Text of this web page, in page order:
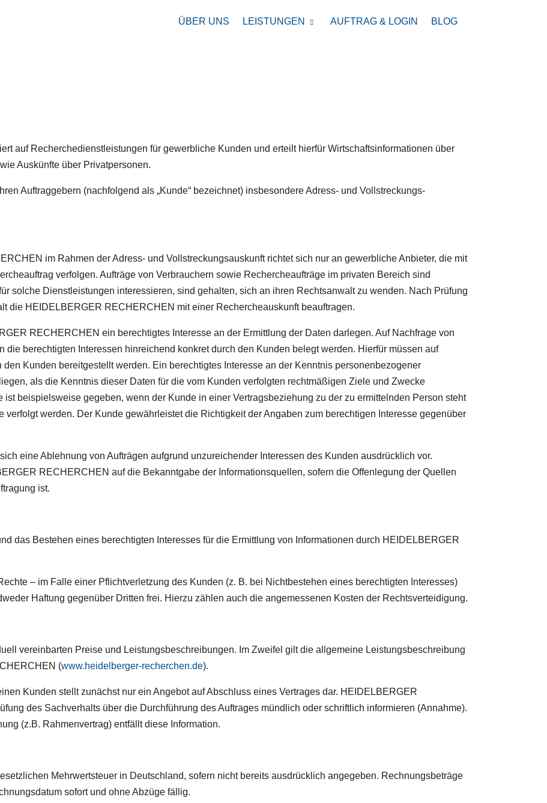
ÜBER UNS LEISTUNGEN AUFTRAG & LOGIN BLOG
auf Recherchedienstleistungen für gewerbliche Kunden und erteilt hierfür Wirtschaftsinformationen über
Auskünfte über Privatpersonen.
Auftraggebern (nachfolgend als „Kunde“ bezeichnet) insbesondere Adress- und Vollstreckungs-
im Rahmen der Adress- und Vollstreckungsauskunft richtet sich nur an gewerbliche Anbieter, die mit
verfolgen. Aufträge von Verbrauchern sowie Rechercheaufträge im privaten Bereich sind
solche Dienstleistungen interessieren, sind gehalten, sich an ihren Rechtsanwalt zu wenden. Nach Prüfung
die HEIDELBERGER RECHERCHEN mit einer Rechercheauskunft beauftragen.
RECHERCHEN ein berechtigtes Interesse an der Ermittlung der Daten darlegen. Auf Nachfrage von
berechtigten Interessen hinreichend konkret durch den Kunden belegt werden. Hierfür müssen auf
Kunden bereitgestellt werden. Ein berechtigtes Interesse an der Kenntnis personenbezogener
als die Kenntnis dieser Daten für die vom Kunden verfolgten rechtmäßigen Ziele und Zwecke
beispielsweise gegeben, wenn der Kunde in einer Vertragsbeziehung zu der zu ermittelnden Person steht
werden. Der Kunde gewährleistet die Richtigkeit der Angaben zum berechtigen Interesse gegenüber
eine Ablehnung von Aufträgen aufgrund unzureichender Interessen des Kunden ausdrücklich vor.
RECHERCHEN auf die Bekanntgabe der Informationsquellen, sofern die Offenlegung der Quellen
ist.
das Bestehen eines berechtigten Interesses für die Ermittlung von Informationen durch HEIDELBERGER
– im Falle einer Pflichtverletzung des Kunden (z. B. bei Nichtbestehen eines berechtigten Interesses)
Haftung gegenüber Dritten frei. Hierzu zählen auch die angemessenen Kosten der Rechtsverteidigung.
vereinbarten Preise und Leistungsbeschreibungen. Im Zweifel gilt die allgemeine Leistungsbeschreibung
(www.heidelberger-recherchen.de).
Kunden stellt zunächst nur ein Angebot auf Abschluss eines Vertrages dar. HEIDELBERGER
des Sachverhalts über die Durchführung des Auftrages mündlich oder schriftlich informieren (Annahme).
(z.B. Rahmenvertrag) entfällt diese Information.
Mehrwertsteuer in Deutschland, sofern nicht bereits ausdrücklich angegeben. Rechnungsbeträge
sofort und ohne Abzüge fällig.
Rechercheauftrag mit Benutzerkonto